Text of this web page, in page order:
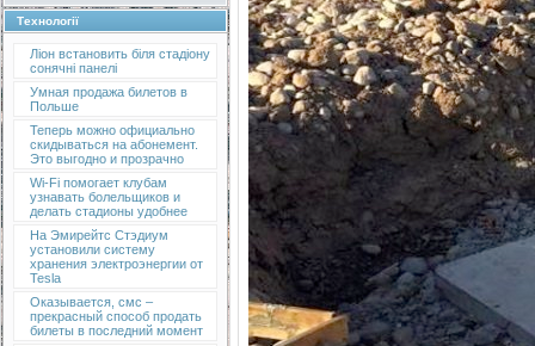
Технології
Ліон встановить біля стадіону
сонячні панелі
Умная продажа билетов в
Польше
Теперь можно официально
скидываться на абонемент.
Это выгодно и прозрачно
Wi-Fi помогает клубам
узнавать болельщиков и
делать стадионы удобнее
На Эмирейтс Стэдиум
установили систему
хранения электроэнергии от
Tesla
Оказывается, смс –
прекрасный способ продать
билеты в последний момент